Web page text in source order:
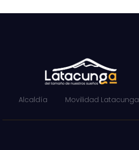
Alcaldía Movilidad Latacunga